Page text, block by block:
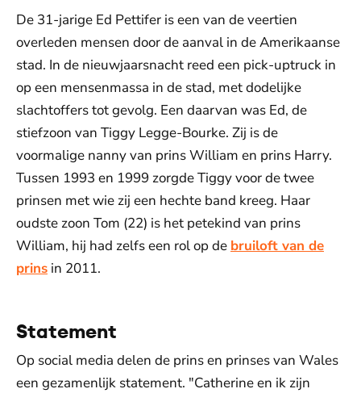
De 31-jarige Ed Pettifer is een van de veertien
overleden mensen door de aanval in de Amerikaanse
stad. In de nieuwjaarsnacht reed een pick-uptruck in
op een mensenmassa in de stad, met dodelijke
slachtoffers tot gevolg. Een daarvan was Ed, de
stiefzoon van Tiggy Legge-Bourke. Zij is de
voormalige nanny van prins William en prins Harry.
Tussen 1993 en 1999 zorgde Tiggy voor de twee
prinsen met wie zij een hechte band kreeg. Haar
oudste zoon Tom (22) is het petekind van prins
William, hij had zelfs een rol op de bruiloft van de
prins in 2011.
Statement
Op social media delen de prins en prinses van Wales
een gezamenlijk statement. "Catherine en ik zijn